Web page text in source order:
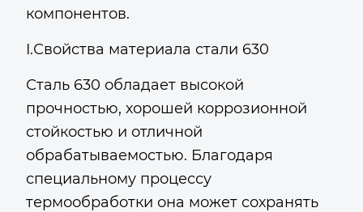
компонентов.
I.Свойства материала стали 630
Сталь 630 обладает высокой
прочностью, хорошей коррозионной
стойкостью и отличной
обрабатываемостью. Благодаря
специальному процессу
термообработки она может сохранять